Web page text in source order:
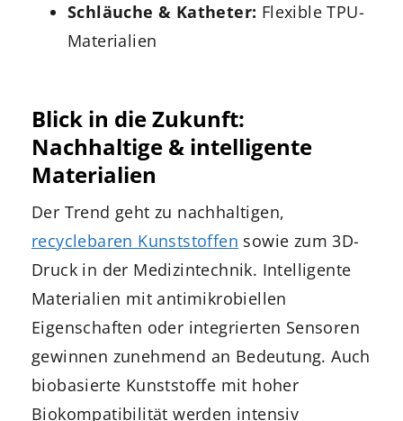
Schläuche & Katheter: Flexible TPU-
Materialien
Blick in die Zukunft:
Nachhaltige & intelligente
Materialien
Der Trend geht zu nachhaltigen,
recyclebaren Kunststoffen sowie zum 3D-
Druck in der Medizintechnik. Intelligente
Materialien mit antimikrobiellen
Eigenschaften oder integrierten Sensoren
gewinnen zunehmend an Bedeutung. Auch
biobasierte Kunststoffe mit hoher
Biokompatibilität werden intensiv